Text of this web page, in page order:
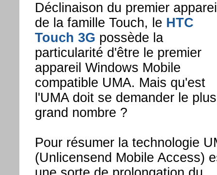
Déclinaison du premier
de la famille Touch, le HTC
Touch 3G possède la
particularité d'être le premier
appareil Windows Mobile
compatible UMA. Mais qu'est
l'UMA doit se demander le plus
grand nombre ?
Pour résumer la technologie
(Unlicensend Mobile Access)